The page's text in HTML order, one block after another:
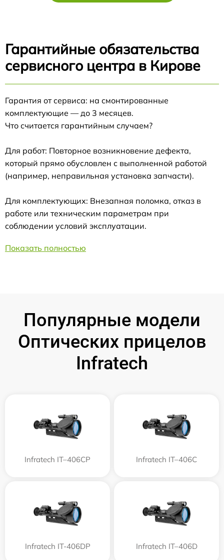
Гарантийные обязательства
сервисного центра в Кирове
Гарантия от сервиса: на смонтированные
комплектующие — до 3 месяцев.
Что считается гарантийным случаем?
Для работ: Повторное возникновение дефекта,
который прямо обусловлен с выполненной работой
(например, неправильная установка запчасти).
Для комплектующих: Внезапная поломка, отказ в
работе или техническим параметрам при
соблюдении условий эксплуатации.
Показать полностью
Популярные модели
Оптических прицелов
Infratech
Infratech IT–406СP Infratech IT–406С
Infratech IT-406DP Infratech IT–406D